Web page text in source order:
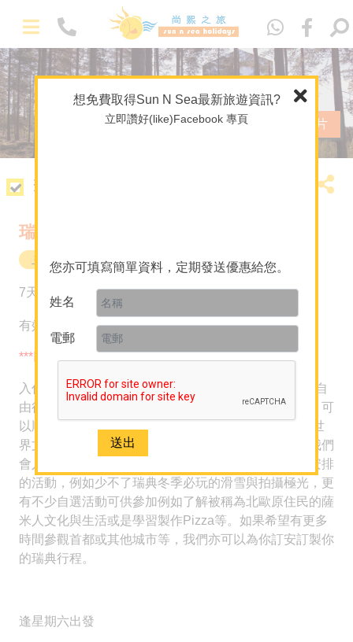
想免費取得Sun N Sea最新旅遊資訊?
立即讚好(like)Facebook 專頁
您亦可填寫簡單資料，定期發送優惠給您。
姓名
電郵
Eng
精選套票
馬爾代夫專門店
主題 / 深度遊
A+酒店套票
潛水旅遊及課程
關於我們
關於 Sun N Sea Holidays
團隊介紹
人才招聘
媒體報導
查看相片
套票簡介
瑞典自由行 特色樹屋酒店 Tree Hotel
主題 / 深度遊 瑞典
7天5晚 HK$33,290
有效日期至2025年12月1日
***以下為參考價，如需最新報價，歡迎聯絡我們***
入住設計獨一無二的樹屋酒店! 來到瑞典旅遊，冬季是自
由行首選季節。首先會從首都出發至歷史名城呂勒奧，可
以順道參觀加默爾斯塔德教堂，她於1996年被列入為世
界文化遺產。而抵步後我們會在樹屋酒店Check-In，我們
會入住數種不同主題的樹屋。並享受酒店精心為我們安排
的活動，例如少不了瑞典冬季必玩的滑雪與拍攝極光，更
有不少自選活動可供參加例如了解被稱為北歐原住民的薩
米人文化與生活或是學習製作Pizza等。如果希望有更多
時間參觀首都或其他城市等，我們亦可以為你訂安訂製你
的瑞典行程。
逢星期六出發